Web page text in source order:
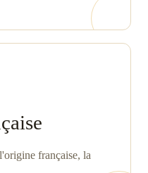
française, la